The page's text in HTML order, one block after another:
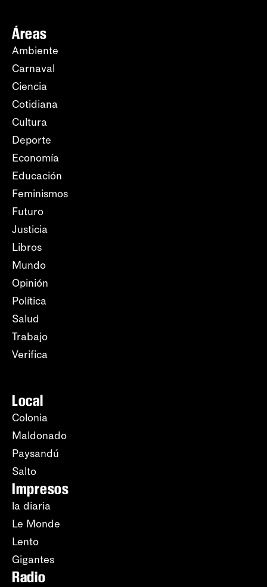
Áreas
Ambiente
Carnaval
Ciencia
Cotidiana
Cultura
Deporte
Economía
Educación
Feminismos
Futuro
Justicia
Libros
Mundo
Opinión
Política
Salud
Trabajo
Verifica
Local
Colonia
Maldonado
Paysandú
Salto
Impresos
la diaria
Le Monde
Lento
Gigantes
Radio